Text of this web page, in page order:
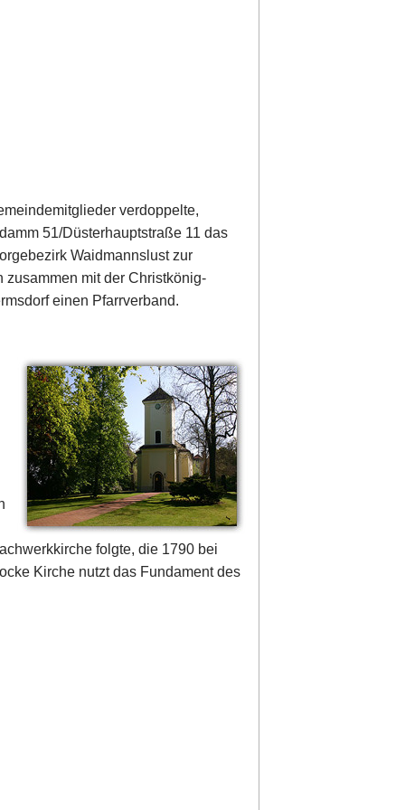
verdoppelte,
51/Düsterhauptstraße 11 das
Waidmannslust zur
mit der Christkönig-
einen Pfarrverband.
folgte, die 1790 bei
Kirche nutzt das Fundament des